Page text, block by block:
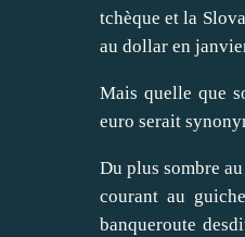
tchèque et la
au dollar en
Mais quelle que
euro serait
Du plus sombre
courant au
banqueroute